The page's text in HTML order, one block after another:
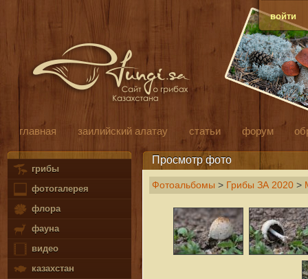
войти
главная заилийский алатау статьи форум
грибы
фотогалерея
флора
фауна
видео
казахстан
Просмотр фото
Фотоальбомы > Грибы ЗА 2020>